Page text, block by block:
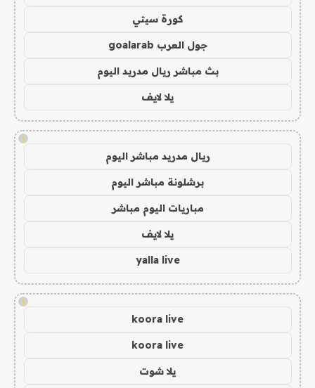
كورة سيتي
جول العرب goalarab
بث مباشر ريال مدريد اليوم
يلا لايف
!
ريال مدريد مباشر اليوم
برشلونة مباشر اليوم
مباريات اليوم مباشر
يلا لايف
yalla live
!
koora live
koora live
يلا شوت